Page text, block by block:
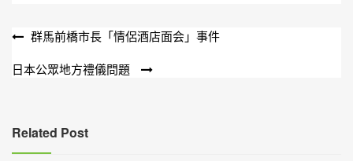
文
章
群馬前橋市長「情侶酒店面会」事件
日本公眾地方禮儀問題
Related Post